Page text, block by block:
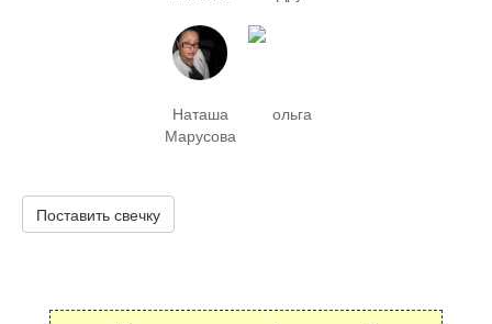
Наташа
Марусова
ольга
Поставить свечку